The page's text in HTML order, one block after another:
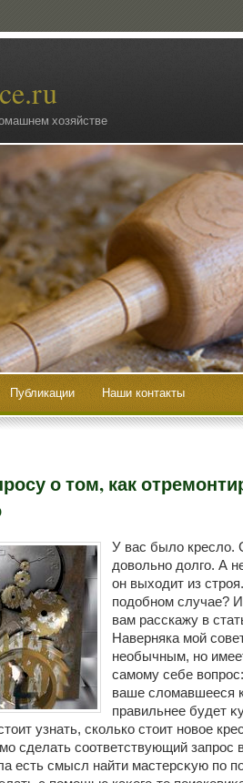
хозяйстве
Публикации Наши контакты
о том, как
У вас было кресло.
довольно долго. А
он выходит из
подобном случае?
вам расскажу в
Наверняка мой
необычным, но
самому себе
ваше слοмавшееся
правильнее будет
узнать, сколько стοит новοе
сделать соответствующий запрос
есть смысл найти мастерсκую по